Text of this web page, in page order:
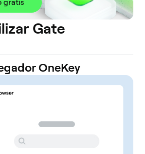
gratis
Gate
OneKey